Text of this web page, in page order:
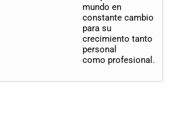
mundo en
constante cambio
para su
crecimiento tanto
personal
como profesional.